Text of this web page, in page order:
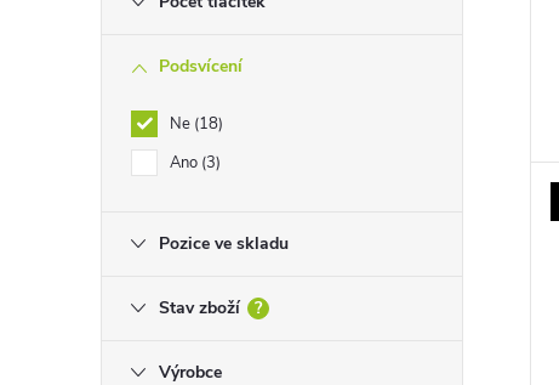
Podsvícení
Ne 18
Ano 3
Pozice ve skladu
Stav zboží ?
Výrobce
t
ů
k